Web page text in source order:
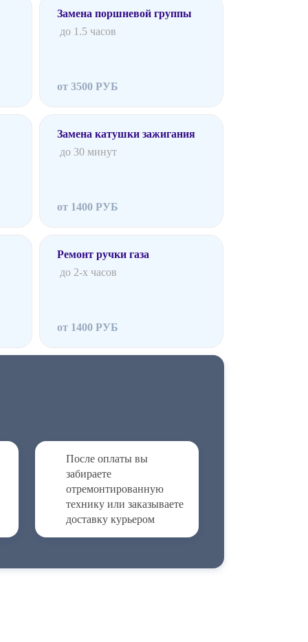
Замена поршневой группы
до 1.5 часов
от 3500 РУБ
Замена катушки зажигания
до 30 минут
от 1400 РУБ
Ремонт ручки газа
до 2-х часов
от 1400 РУБ
После оплаты вы
забираете
отремонтированную
технику или заказываете
доставку курьером